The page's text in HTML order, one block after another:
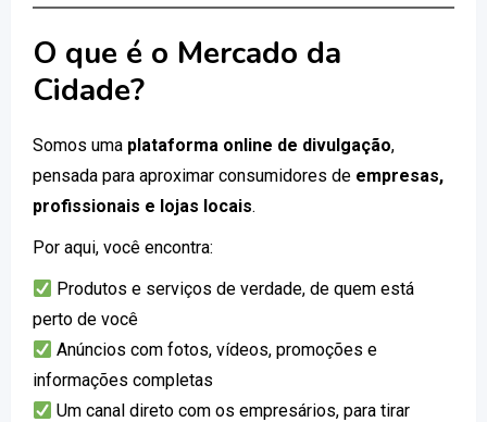
O que é o Mercado da
Cidade?
Somos uma plataforma online de divulgação,
pensada para aproximar consumidores de empresas,
profissionais e lojas locais.
Por aqui, você encontra:
Produtos e serviços de verdade, de quem está
perto de você
Anúncios com fotos, vídeos, promoções e
informações completas
Um canal direto com os empresários, para tirar